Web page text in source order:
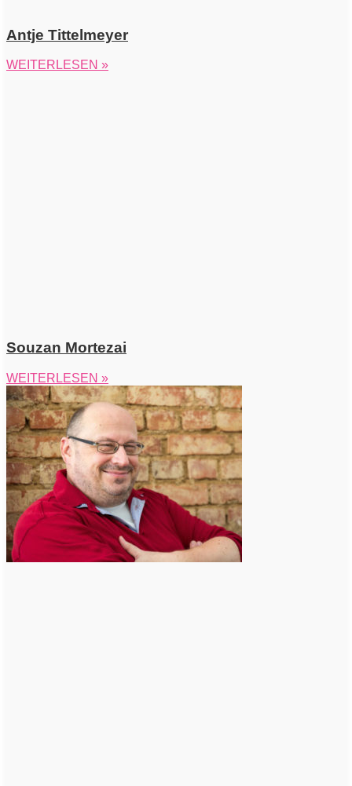
Antje Tittelmeyer
WEITERLESEN »
Souzan Mortezai
WEITERLESEN »